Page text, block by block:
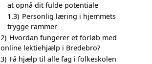
at opnå dit fulde potentiale
1.3) Personlig læring i hjemmets
trygge rammer
2) Hvordan fungerer et forløb med
online lektiehjælp i Bredebro?
3) Få hjælp til alle fag i folkeskolen